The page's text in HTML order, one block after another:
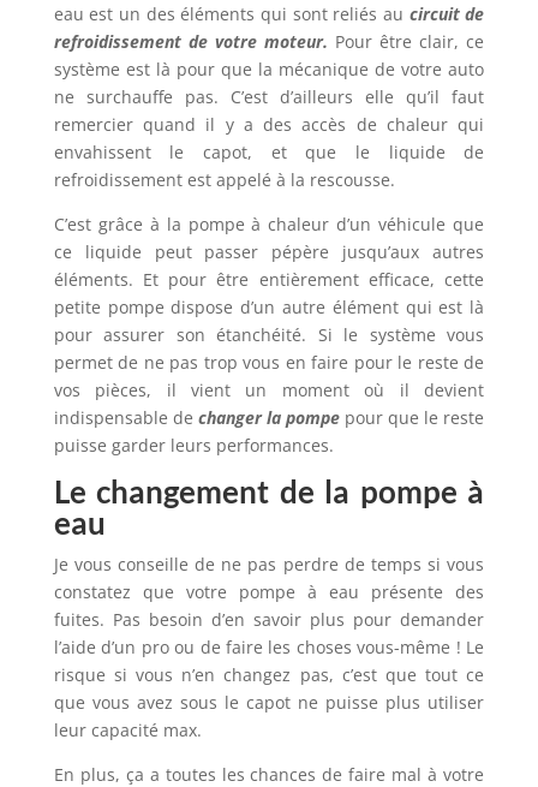
eau est un des éléments qui sont reliés au circuit de
refroidissement de votre moteur. Pour être clair, ce
système est là pour que la mécanique de votre auto
ne surchauffe pas. C’est d’ailleurs elle qu’il faut
remercier quand il y a des accès de chaleur qui
envahissent le capot, et que le liquide de
refroidissement est appelé à la rescousse.
C’est grâce à la pompe à chaleur d’un véhicule que
ce liquide peut passer pépère jusqu’aux autres
éléments. Et pour être entièrement efficace, cette
petite pompe dispose d’un autre élément qui est là
pour assurer son étanchéité. Si le système vous
permet de ne pas trop vous en faire pour le reste de
vos pièces, il vient un moment où il devient
indispensable de changer la pompe pour que le reste
puisse garder leurs performances.
Le changement de la pompe à
eau
Je vous conseille de ne pas perdre de temps si vous
constatez que votre pompe à eau présente des
fuites. Pas besoin d’en savoir plus pour demander
l’aide d’un pro ou de faire les choses vous-même ! Le
risque si vous n’en changez pas, c’est que tout ce
que vous avez sous le capot ne puisse plus utiliser
leur capacité max.
En plus, ça a toutes les chances de faire mal à votre